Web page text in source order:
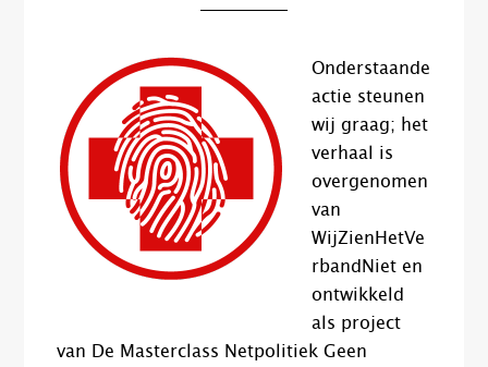
Onderstaande
actie steunen
wij graag; het
verhaal is
overgenomen
van
WijZienHetVe
rbandNiet en
ontwikkeld
als project
van De Masterclass Netpolitiek Geen